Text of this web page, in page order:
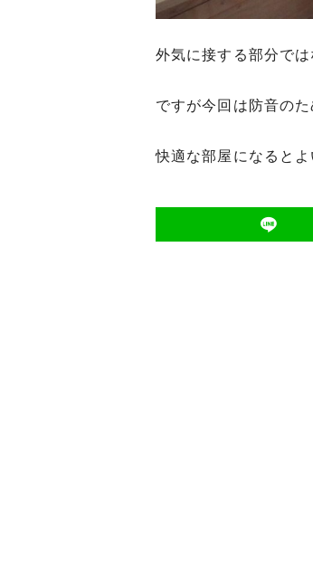
外気に接する部分で
ですが今回は防音の
快適な部屋になるとよ